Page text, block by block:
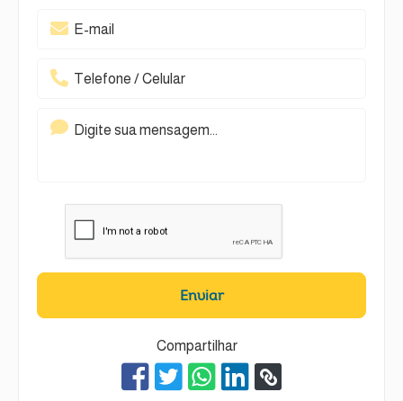
Enviar
Compartilhar